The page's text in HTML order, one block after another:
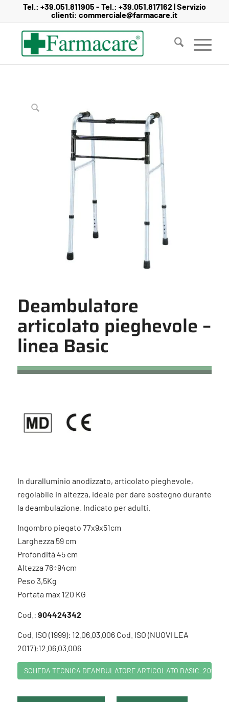
contenuto
navigazione
Tel.: +39.051.811905 - Tel.: +39.051.817162| Servizio
clienti:commerciale@farmacare.it
Deambulatore
articolato pieghevole –
linea Basic
In duralluminio anodizzato, articolato pieghevole,
regolabile in altezza, ideale per dare sostegno durante
la deambulazione. Indicato per adulti.
Ingombro piegato 77x9x51cm
Larghezza 59 cm
Profondità 45 cm
Altezza 76÷94cm
Peso 3,5Kg
Portata max 120 KG
Cod.: 904424342
Cod. ISO (1999): 12.06.03.006 Cod. ISO (NUOVI LEA
2017):12.06.03.006
SCHEDA TECNICA DEAMBULATORE ARTICOLATO